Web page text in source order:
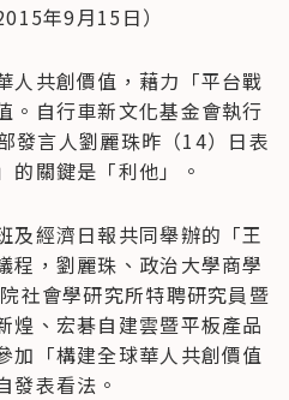
年9月15日）
人共創價值，藉力「平台戰
。自行車新文化基金會執行
發言人劉麗珠昨（14）日表
的關鍵是「利他」。
及經濟日報共同舉辦的「王
程，劉麗珠、政治大學商學
社會學研究所特聘研究員暨
煌、宏碁自建雲暨平板產品
加「構建全球華人共創價值
發表看法。